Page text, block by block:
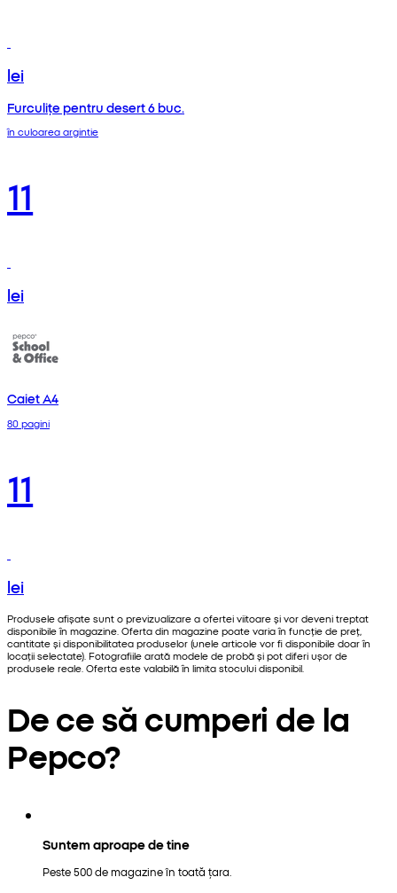
lei
Furculițe pentru desert 6 buc.
în culoarea argintie
11
lei
Caiet A4
80 pagini
11
lei
Produsele afișate sunt o previzualizare a ofertei viitoare și vor deveni treptat
disponibile în magazine. Oferta din magazine poate varia în funcție de preț,
cantitate și disponibilitatea produselor (unele articole vor fi disponibile doar în
locații selectate). Fotografiile arată modele de probă și pot diferi ușor de
produsele reale. Oferta este valabilă în limita stocului disponibil.
De ce să cumperi de la
Pepco?
Suntem aproape de tine
Peste 500 de magazine în toată țara.